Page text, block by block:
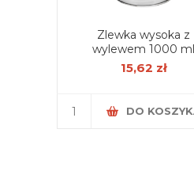
Zlewka wysoka z
wylewem 1000 ml
15,62 zł
DO